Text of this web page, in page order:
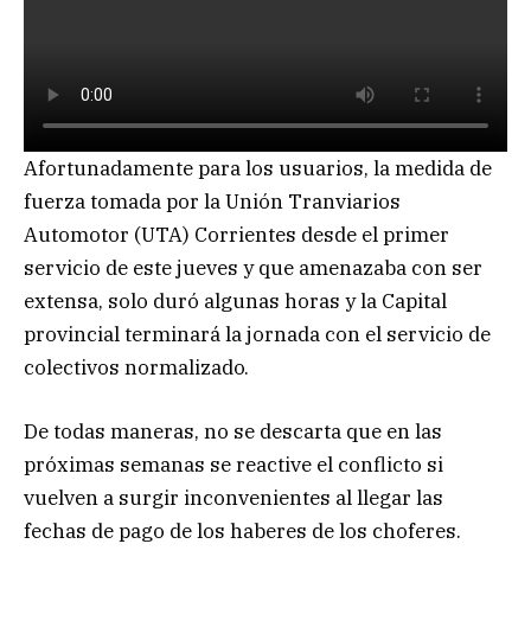
Afortunadamente para los usuarios, la medida de
fuerza tomada por la Unión Tranviarios
Automotor (UTA) Corrientes desde el primer
servicio de este jueves y que amenazaba con ser
extensa, solo duró algunas horas y la Capital
provincial terminará la jornada con el servicio de
colectivos normalizado.
De todas maneras, no se descarta que en las
próximas semanas se reactive el conflicto si
vuelven a surgir inconvenientes al llegar las
fechas de pago de los haberes de los choferes.